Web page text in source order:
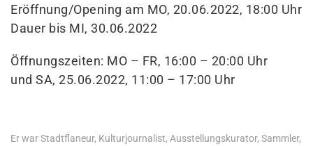
Eröffnung/Opening am MO, 20.06.2022, 18:00 Uhr
Dauer bis MI, 30.06.2022
Öffnungszeiten: MO – FR, 16:00 – 20:00 Uhr
und SA, 25.06.2022, 11:00 – 17:00 Uhr
Er war Stadtflaneur, Kulturjournalist, Ausstellungskurator, Sammler,